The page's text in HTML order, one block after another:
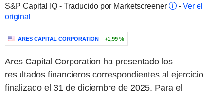
S&P Capital IQ - Traducido por Marketscreener
- Ver el
original
ARES CAPITAL CORPORATION +1,99 %
Ares Capital Corporation ha presentado los
resultados financieros correspondientes al ejercicio
finalizado el 31 de diciembre de 2025. Para el